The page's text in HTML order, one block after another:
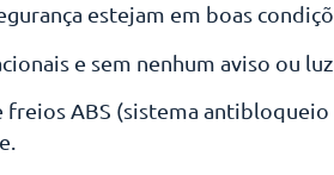
estejam em boas
e sem nenhum aviso ou
freios ABS (sistema